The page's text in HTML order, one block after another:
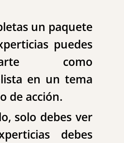
un paquete
puedes
como
en un tema
de acción.
solo debes ver
debes